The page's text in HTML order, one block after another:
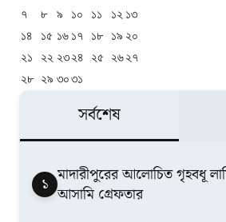
৭
৮ ৯ ১০ ১১ ১২ ১৩
১৪
১৫ ১৬ ১৭ ১৮ ১৯ ২০
২১
২২ ২৩২৪ ২৫ ২৬২৭
২৮ ২৯ ৩০৩১
সর্বশেষ
১ মাদারীপুরের আলোচিত গৃহবধূ
আসামি গ্রেফতার